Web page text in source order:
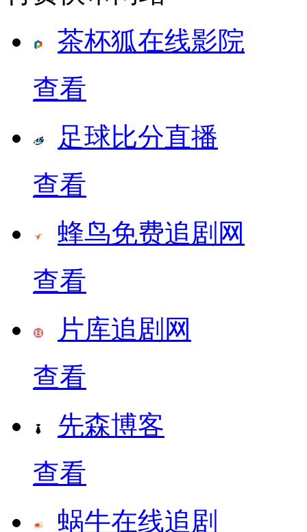
茶杯狐在线影院
查看
足球比分直播
查看
蜂鸟免费追剧网
查看
片库追剧网
查看
先森博客
查看
蜗牛在线追剧